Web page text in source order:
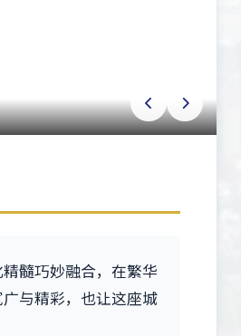
髓巧妙融合，在繁华
与精彩，也让这座城